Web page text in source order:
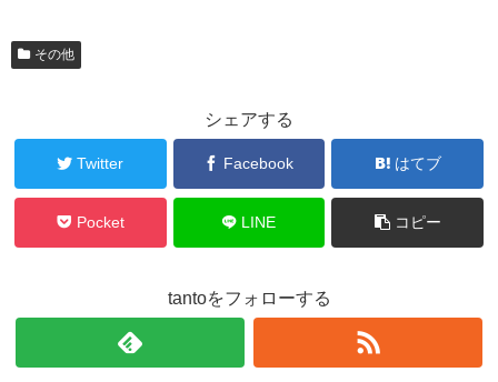
その他
シェアする
Twitter Facebook はてブ
Pocket LINE コピー
tantoをフォローする